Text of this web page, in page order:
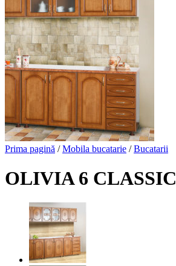
Prima pagină / Mobila bucatarie / Bucatarii
OLIVIA 6 CLASSIC